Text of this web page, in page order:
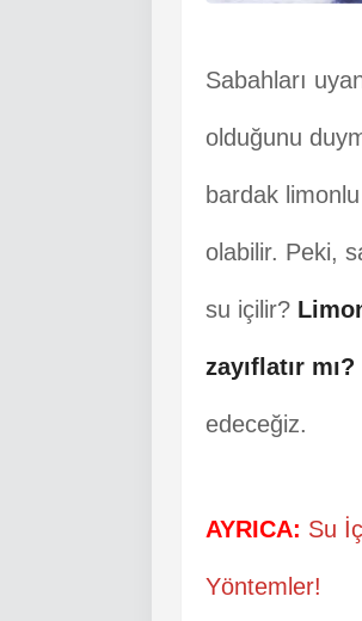
Sabahları
olduğunu
bardak
olabilir. Peki,
su içilir?
zayıflatır mı?
edeceğiz.
AYRICA: Su
Yöntemler!